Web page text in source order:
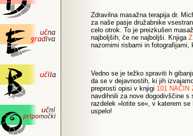
Zdravilna masažna terapija dr.
za naše pasje družabnike
celo otrok. To je preizkušen
najboljših, če ne najboljši. Knjiga
nazornimi risbami in
Vedno se je težko spraviti h
da se v dejavnostih, ki jih
preprosti opisi v knjigi 101 NAČIN
navdihnili za nove dogodivščine
razdelek »lotite se«, v katerem
uspelo!